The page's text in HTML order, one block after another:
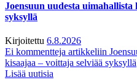
Joensuun uudesta
syksyllä
Kirjoitettu 6.8.2026
Ei kommentteja artikkeliin
kisaajaa – voittaja selviää syksyllä
Lisää uutisia